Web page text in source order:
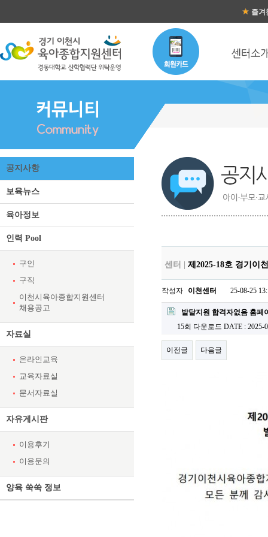
즐겨
공지사항
보육뉴스
육아정보
인력 Pool
구인
구직
이천시육아종합지원센터
채용공고
자료실
온라인교육
교육자료실
문서자료실
자유게시판
이용후기
이용문의
양육 쑥쑥 정보
센터 | 제2025-18호 경기이
작성자 이천센터 25-08-25
발달지원 합격자없음 홈페
15회 다운로드 DATE : 2025-
이전글 다음글